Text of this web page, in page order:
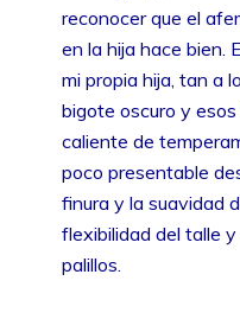
reconocer que el
en la hija hace bien.
mi propia hija, tan a
bigote oscuro y
caliente de
poco presentable
finura y la suavidad
flexibilidad del talle
palillos.